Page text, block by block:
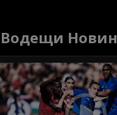
Водещи